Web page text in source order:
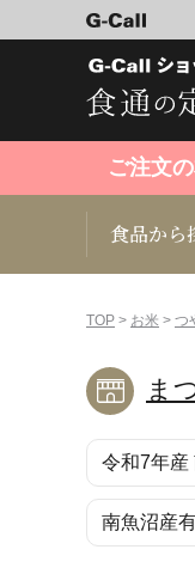
ご注文
食品から
TOP > お米 > つ
ま
令和7年産
南魚沼産